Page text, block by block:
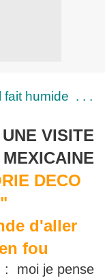
fait humide . . .
UNE VISITE
MEXICAINE
DECO
d'aller
fou
: moi je pense